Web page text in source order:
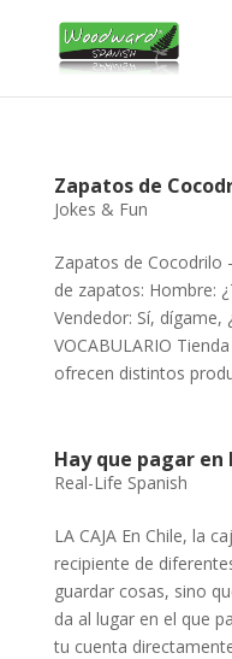
Zapatos de
Jokes & Fun
Zapatos de Cocodrilo
de zapatos: Hombre:
Vendedor: Sí, dígame,
VOCABULARIO
ofrecen distintos
Hay que pagar en
Real-Life Spanish
LA CAJA En Chile, la
recipiente de
guardar cosas, sino
da al lugar en el que
tu cuenta